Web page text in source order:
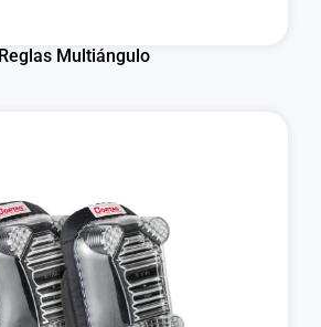
Reglas Multiángulo